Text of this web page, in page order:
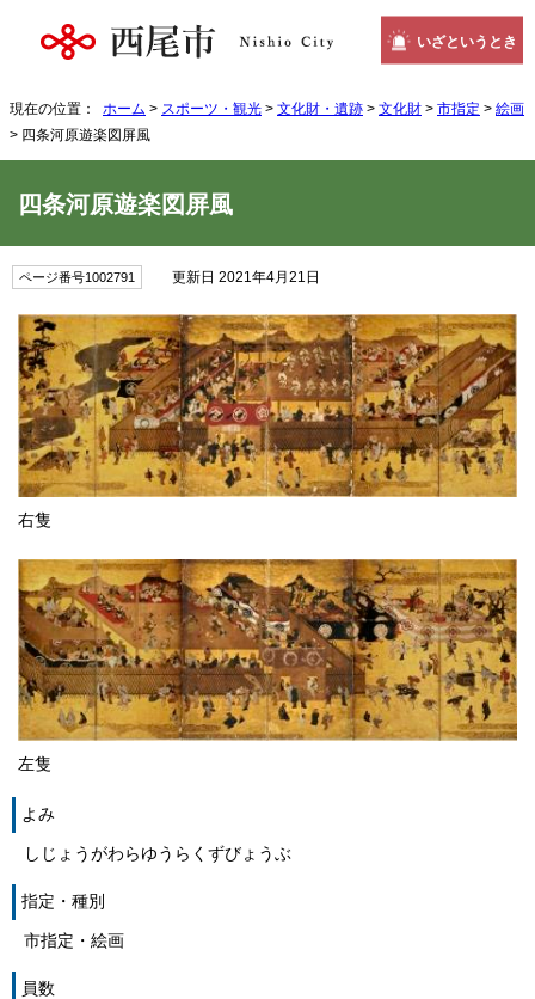
いざというとき
現在の位置： ホーム > スポーツ・観光 > 文化財・遺跡 > 文化財 > 市指定 > 絵画
> 四条河原遊楽図屏風
四条河原遊楽図屏風
ページ番号1002791 更新日 2021年4月21日
右隻
左隻
よみ
しじょうがわらゆうらくずびょうぶ
指定・種別
市指定・絵画
員数